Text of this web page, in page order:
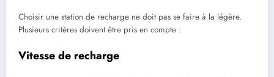
Choisir une station de recharge ne doit pas se faire à la légère.
Plusieurs critères doivent être pris en compte :
Vitesse de recharge